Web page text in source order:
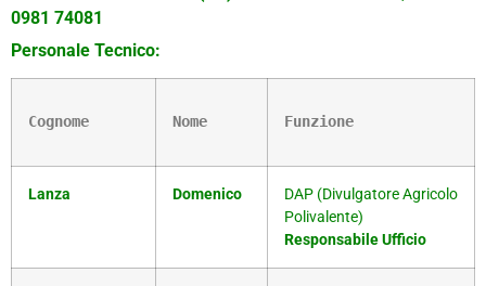
0981 74081
Personale Tecnico:
Cognome Nome Funzione
Lanza Domenico
DAP (Divulgatore Agricolo
Polivalente)
Responsabile Ufficio